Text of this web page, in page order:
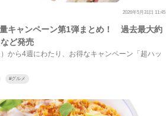
2026年5月31日 11:45
キャンペーン第1弾まとめ！ 過去最大約
ど発売
から4週にわたり、お得なキャンペーン「超ハッ
#グルメ